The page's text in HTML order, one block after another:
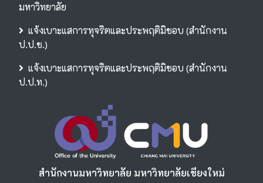
มหาวิทยาลัย
แจ้งเบาะแสการทุจริตและประพฤติมิชอบ (สำนักงาน
ป.ป.ช.)
แจ้งเบาะแสการทุจริตและประพฤติมิชอบ (สำนักงาน
ป.ป.ท.)
สำนักงานมหาวิทยาลัย มหาวิทยาลัยเชียงใหม่